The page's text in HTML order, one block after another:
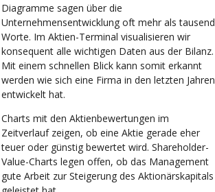
Diagramme sagen über die
Unternehmensentwicklung oft mehr als tausend
Worte. Im Aktien-Terminal visualisieren wir
konsequent alle wichtigen Daten aus der Bilanz.
Mit einem schnellen Blick kann somit erkannt
werden wie sich eine Firma in den letzten Jahren
entwickelt hat.
Charts mit den Aktienbewertungen im
Zeitverlauf zeigen, ob eine Aktie gerade eher
teuer oder günstig bewertet wird. Shareholder-
Value-Charts legen offen, ob das Management
gute Arbeit zur Steigerung des Aktionärskapitals